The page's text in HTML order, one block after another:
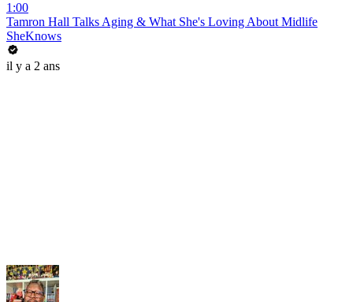
1:00
Tamron Hall Talks Aging & What She's Loving About Midlife
SheKnows
il y a 2 ans